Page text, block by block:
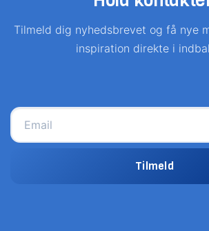
Tilmeld dig nyhedsbrevet og få nye
inspiration direkte i
Tilmeld